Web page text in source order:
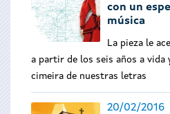
con un
música
La pieza le
a partir de los seis años a vida
cimeira de nuestras letras
20/02/2016